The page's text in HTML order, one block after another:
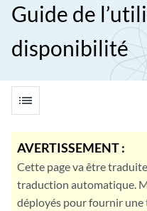
Guide de
disponibilité
list
AVERTISSEMENT :
Cette page va être
traduction automatique.
déployés pour fournir